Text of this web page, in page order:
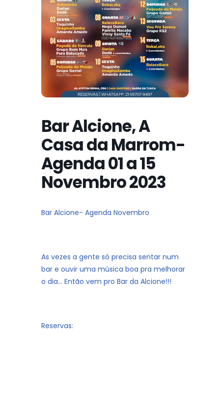
Bar Alcione, A
Casa da Marrom-
Agenda 01 a 15
Novembro 2023
Bar Alcione- Agenda Novembro
As vezes a gente só precisa sentar num
bar e ouvir uma música boa pra melhorar
o dia… Então vem pro Bar da Alcione!!!
Reservas: